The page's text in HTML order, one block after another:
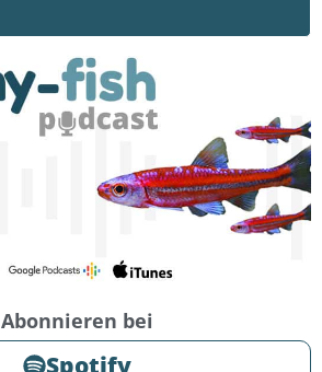
Abonnieren bei
Spotify